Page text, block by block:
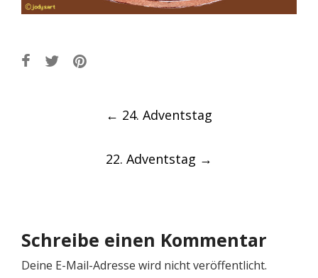
← 24. Adventstag
22. Adventstag →
Schreibe einen Kommentar
Deine E-Mail-Adresse wird nicht veröffentlicht.